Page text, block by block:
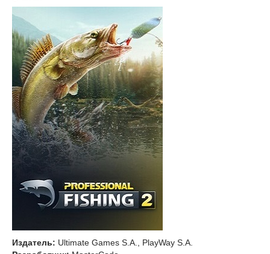
Издатель: Ultimate Games S.A., PlayWay S.A.